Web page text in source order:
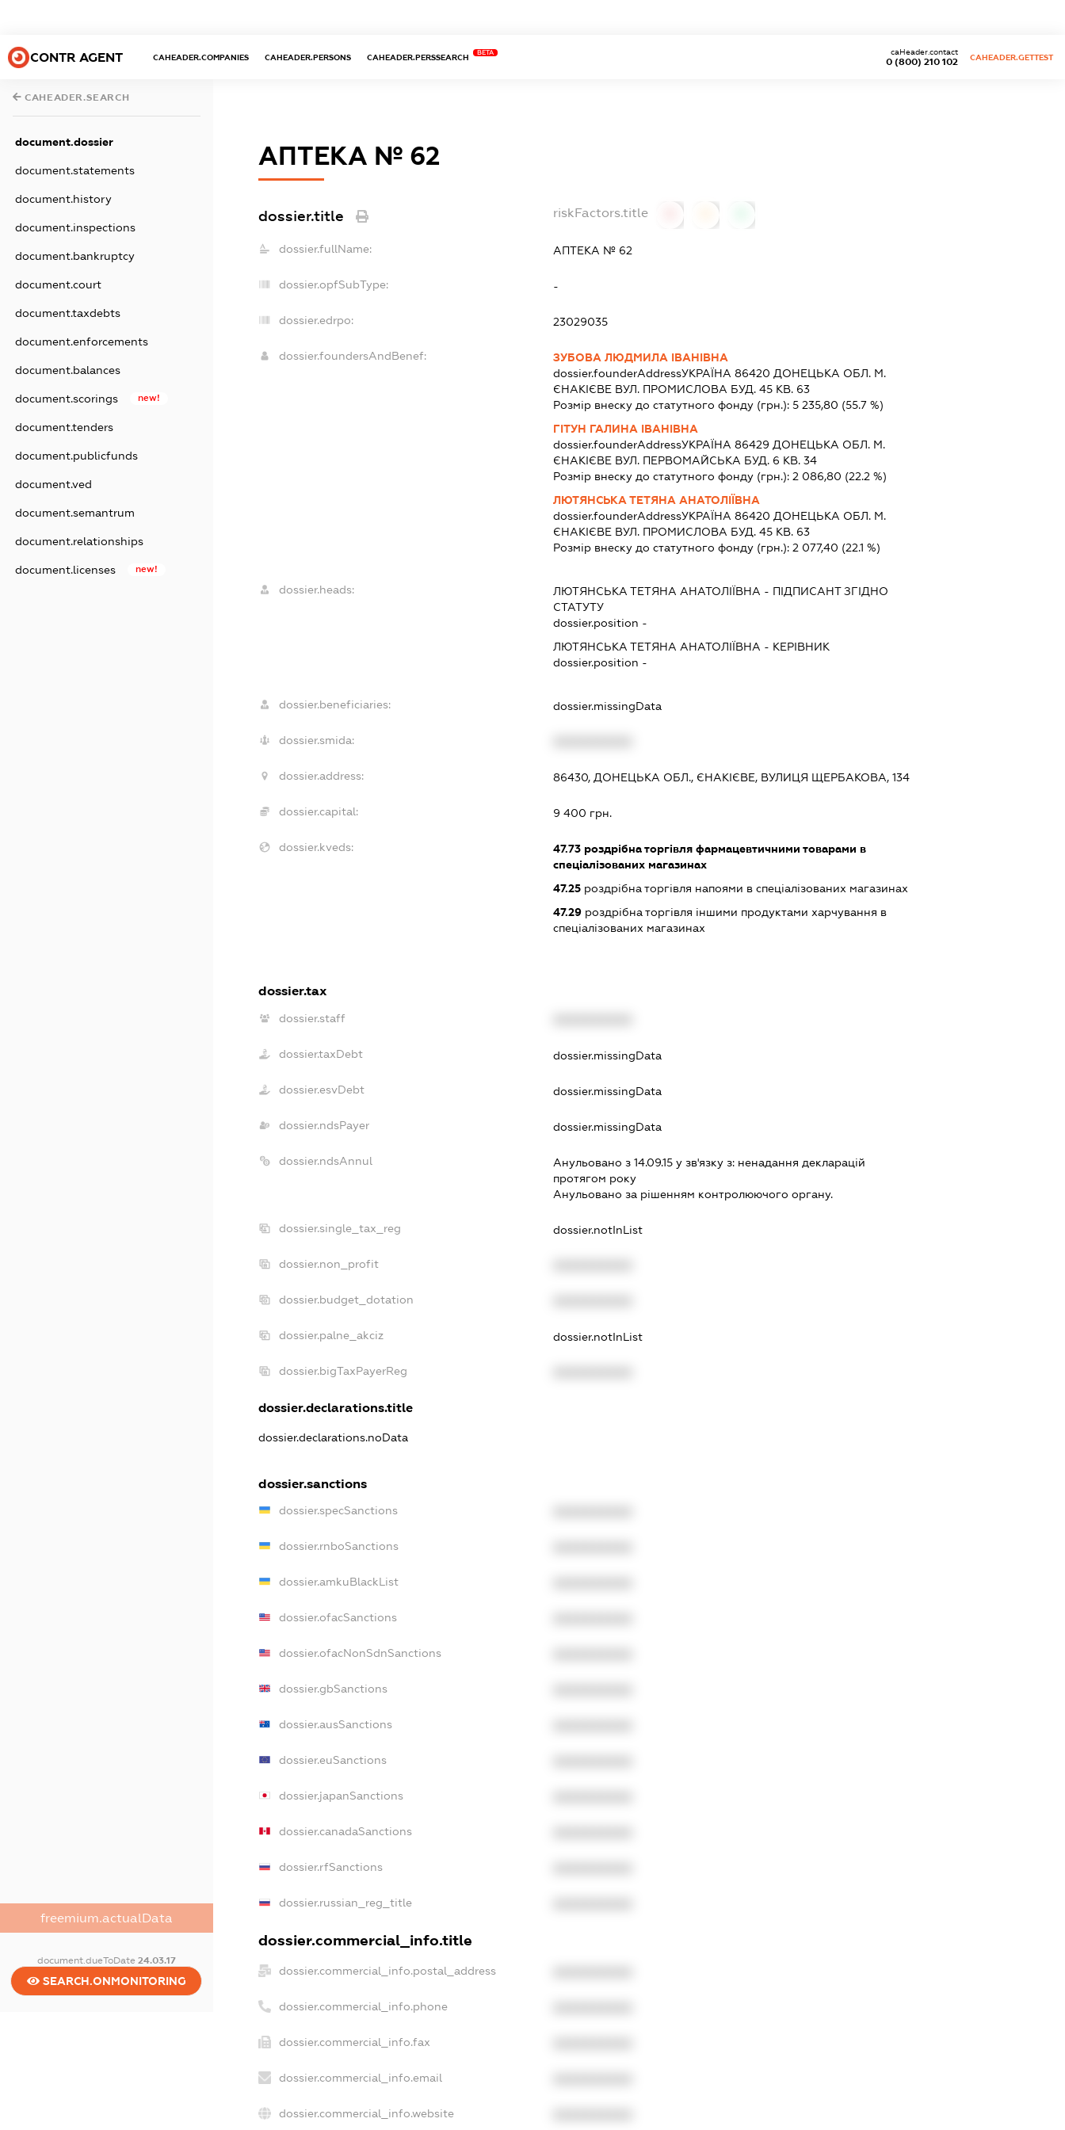
CONTR AGENT CAHEADER.COMPANIES CAHEADER.PERSONS CAHEADER.PERSSEARCH
BETA
0 (800) 210 102
caHeader.contact
CAHEADER.GETTEST
CAHEADER.SEARCH
document.dossier
document.statements
document.history
document.inspections
document.bankruptcy
document.court
document.taxdebts
document.enforcements
document.balances
document.scorings new!
document.tenders
document.publicfunds
document.ved
document.semantrum
document.relationships
document.licenses new!
freemium.actualData
document.dueToDate 24.03.17
SEARCH.ONMONITORING
АПТЕКА № 62
dossier.title riskFactors.title
dossier.fullName: АПТЕКА № 62
dossier.opfSubType: -
dossier.edrpo: 23029035
dossier.foundersAndBenef:
ЗУБОВА ЛЮДМИЛА ІВАНІВНА
dossier.founderAddressУКРАЇНА 86420 ДОНЕЦЬКА ОБЛ. М.
ЄНАКІЄВЕ ВУЛ. ПРОМИСЛОВА БУД. 45 КВ. 63
Розмір внеску до статутного фонду (грн.): 5 235,80 (55.7 %)
ГІТУН ГАЛИНА ІВАНІВНА
dossier.founderAddressУКРАЇНА 86429 ДОНЕЦЬКА ОБЛ. М.
ЄНАКІЄВЕ ВУЛ. ПЕРВОМАЙСЬКА БУД. 6 КВ. 34
Розмір внеску до статутного фонду (грн.): 2 086,80 (22.2 %)
ЛЮТЯНСЬКА ТЕТЯНА АНАТОЛІЇВНА
dossier.founderAddressУКРАЇНА 86420 ДОНЕЦЬКА ОБЛ. М.
ЄНАКІЄВЕ ВУЛ. ПРОМИСЛОВА БУД. 45 КВ. 63
Розмір внеску до статутного фонду (грн.): 2 077,40 (22.1 %)
dossier.heads: ЛЮТЯНСЬКА ТЕТЯНА АНАТОЛІЇВНА - ПІДПИСАНТЗГІДНО
СТАТУТУ
dossier.position -
ЛЮТЯНСЬКА ТЕТЯНА АНАТОЛІЇВНА - КЕРІВНИК
dossier.position -
dossier.beneficiaries: dossier.missingData
dossier.smida:
dossier.address: 86430, ДОНЕЦЬКА ОБЛ., ЄНАКІЄВЕ, ВУЛИЦЯ ЩЕРБАКОВА, 134
dossier.capital: 9 400 грн.
dossier.kveds: 47.73роздрібна торгівля фармацевтичними товарами в
спеціалізованих магазинах
47.25роздрібна торгівля напоями в спеціалізованих магазинах
47.29роздрібна торгівля іншими продуктами харчування в
спеціалізованих магазинах
dossier.tax
dossier.staff
dossier.taxDebt dossier.missingData
dossier.esvDebt dossier.missingData
dossier.ndsPayer dossier.missingData
dossier.ndsAnnul Анульовано з 14.09.15 у зв'язку з: ненадання декларацiй
протягом року
Анульовано за рiшенням контролюючого органу.
dossier.single_tax_reg dossier.notInList
dossier.non_profit
dossier.budget_dotation
dossier.palne_akciz dossier.notInList
dossier.bigTaxPayerReg
dossier.declarations.title
dossier.declarations.noData
dossier.sanctions
dossier.specSanctions
dossier.rnboSanctions
dossier.amkuBlackList
dossier.ofacSanctions
dossier.ofacNonSdnSanctions
dossier.gbSanctions
dossier.ausSanctions
dossier.euSanctions
dossier.japanSanctions
dossier.canadaSanctions
dossier.rfSanctions
dossier.russian_reg_title
dossier.commercial_info.title
dossier.commercial_info.postal_address
dossier.commercial_info.phone
dossier.commercial_info.fax
dossier.commercial_info.email
dossier.commercial_info.website